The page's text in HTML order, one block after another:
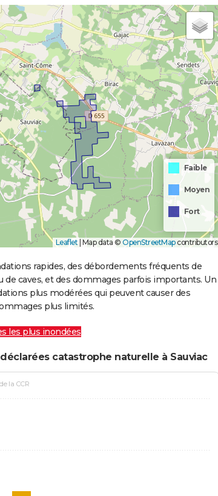
Faible
Moyen
Fort
Leaflet Map data © OpenStreetMapcontributors
rapides, des débordements fréquents de
de caves, et des dommages parfois importants. Un
plus modérées qui peuvent causer des
plus limités.
les plus inondées
catastrophe naturelle à Sauviac
la CCR